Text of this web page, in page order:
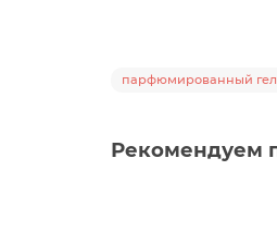
парфюмированный
Рекомендуем